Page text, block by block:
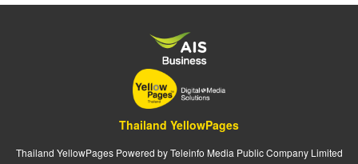
Thailand YellowPages
Thailand YellowPages Powered by Teleinfo Media Public Company Limited